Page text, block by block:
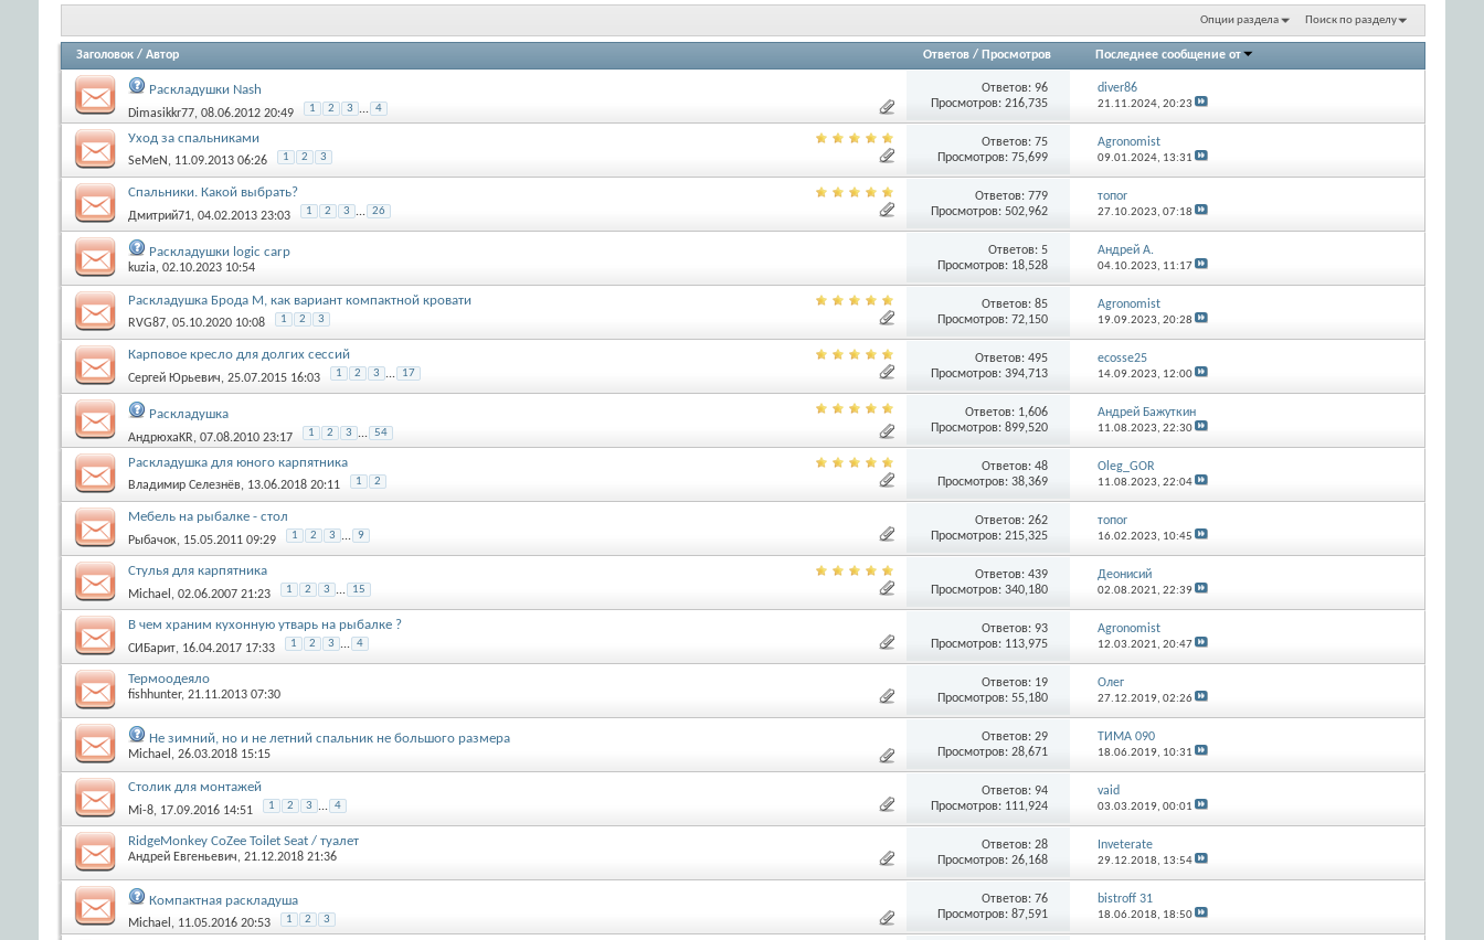
Опции раздела Поиск по разделу
Заголовок / Автор Ответов / Просмотров Последнее сообщение от
Раскладушки Nash
Dimasikkr77, 08.06.2012 20:49 1 2 3 ... 4
Ответов:96
Просмотров: 216,735
diver86
21.11.2024, 20:23
Уход за спальниками
SeMeN , 11.09.2013 06:26 1 2 3
Ответов:75
Просмотров: 75,699
Agronomist
09.01.2024, 13:31
Спальники. Какой выбрать?
Дмитрий71, 04.02.2013 23:03 1 2 3 ... 26
Ответов:779
Просмотров: 502,962
топоr
27.10.2023, 07:18
Раскладушки logic carp
kuzia, 02.10.2023 10:54
Ответов:5
Просмотров: 18,528
Андрей А.
04.10.2023, 11:17
Раскладушка Брода М, как вариант компактной кровати
RVG87, 05.10.2020 10:08 1 2 3
Ответов:85
Просмотров: 72,150
Agronomist
19.09.2023, 20:28
Карповое кресло для долгих сессий
Сергей Юрьевич, 25.07.2015 16:03 1 2 3 ... 17
Ответов:495
Просмотров: 394,713
ecosse25
14.09.2023, 12:00
Раскладушка
АндрюхaKR, 07.08.2010 23:17 1 2 3 ... 54
Ответов: 1,606
Просмотров: 899,520
Aндрей Бажуткин
11.08.2023, 22:30
Раскладушка для юного карпятника
Владимир Селезнёв, 13.06.2018 20:11 1 2
Ответов:48
Просмотров: 38,369
Oleg_GOR
11.08.2023, 22:04
Мебель на рыбалке - стол
Рыбачок, 15.05.2011 09:29 1 2 3 ... 9
Ответов:262
Просмотров: 215,325
топоr
16.02.2023, 10:45
Стулья для карпятника
Michael , 02.06.2007 21:23 1 2 3 ... 15
Ответов:439
Просмотров: 340,180
Деонисий
02.08.2021, 22:39
В чем храним кухонную утварь на рыбалке ?
СИБарит, 16.04.2017 17:33 1 2 3 ... 4
Ответов:93
Просмотров: 113,975
Agronomist
12.03.2021, 20:47
Термоодеяло
fishhunter, 21.11.2013 07:30
Ответов: 19
Просмотров: 55,180
Олег
27.12.2019, 02:26
Не зимний, но и не летний спальник не большого размера
Michael , 26.03.2018 15:15
Ответов:29
Просмотров: 28,671
ТИМА 090
18.06.2019, 10:31
Столик для монтажей
Mi-8, 17.09.2016 14:51 1 2 3 ... 4
Ответов:94
Просмотров: 111,924
vaid
03.03.2019, 00:01
RidgeMonkey CoZee Toilet Seat / туалет
Андрей Евгеньевич, 21.12.2018 21:36
Ответов:28
Просмотров: 26,168
Inveterate
29.12.2018, 13:54
Компактная раскладуша
Michael , 11.05.2016 20:53 1 2 3
Ответов:76
Просмотров: 87,591
bistroff 31
18.06.2018, 18:50